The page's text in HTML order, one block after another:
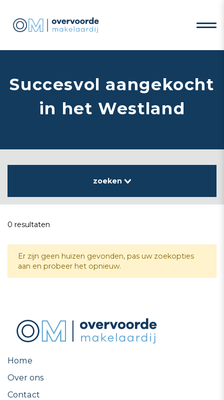
Succesvol aangekocht
in het Westland
zoeken
0 resultaten
Er zijn geen huizen gevonden, pas uw zoekopties
aan en probeer het opnieuw.
Home
Over ons
Contact